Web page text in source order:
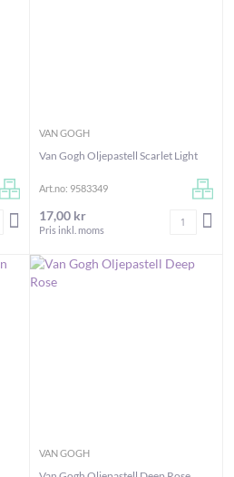
LÄGG I VARUKORGEN
VAN GOGH
Van Gogh Oljepastell Scarlet Light
Art.no: 9583349
17,00 kr
Pris inkl. moms
Antal
VAN GOGH